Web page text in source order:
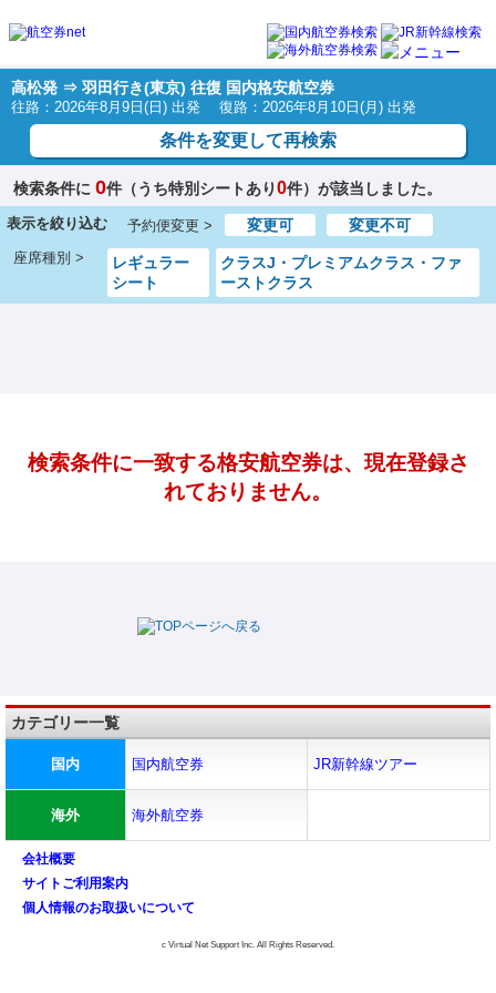
高松発 ⇒ 羽田行き(東京) 往復 国内格安航空券
往路：2026年8月9日(日) 出発 復路：2026年8月10日(月) 出発
条件を変更して再検索
検索条件に 0件（うち特別シートあり0件）が該当しました。
表示を絞り込む 予約便変更 > 変更可 変更不可
座席種別 >
レギュラー
シート
クラスJ・プレミアムクラス・ファ
ーストクラス
検索条件に一致する格安航空券は、現在登録さ
れておりません。
カテゴリー一覧
国内 国内航空券 JR新幹線ツアー
海外 海外航空券
会社概要
サイトご利用案内
個人情報のお取扱いについて
c Virtual Net Support Inc. All Rights Reserved.